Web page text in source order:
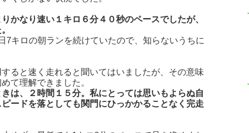
かなり速い１キロ６分４０秒のペースでしたが、
7キロの朝ランを続けていたので、知らないうちに
ると速く走れると聞いてはいましたが、その意味
て理解できました。
は、２時間１５分。私にとっては思いもよらぬ自
ードを落としても関門にひっかかることなく完走